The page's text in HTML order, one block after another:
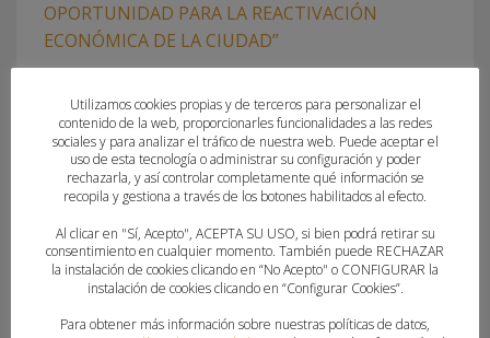
OPORTUNIDAD PARA LA REACTIVACIÓN
ECONÓMICA DE LA CIUDAD”
LA ALCALDESA DE CASTELLÓ ANALIZA EL IMPACTO DEL
CAMPEONATO DEL MUNDO EN LA CAPITAL DE LA PLANA El
próximo mes de diciembre es la fecha elegida para la
Femenino, un evento histórico en el panorama deportivo
nacional y que tendrá a la Comunitat Valenciana como
protagonista. Castelló será
Utilizamos cookies propias y de terceros para personalizar el
contenido de la web, proporcionarles funcionalidades a las redes
sociales y para analizar el tráfico de nuestra web. Puede aceptar el
uso de esta tecnología o administrar su configuración y poder
rechazarla, y así controlar completamente qué información se
recopila y gestiona a través de los botones habilitados al efecto.
Al clicar en "Sí, Acepto", ACEPTA SU USO, si bien podrá retirar su
consentimiento en cualquier momento. También puede RECHAZAR
la instalación de cookies clicando en “No Acepto" o CONFIGURAR la
instalación de cookies clicando en “Configurar Cookies”.
Para obtener más información sobre nuestras políticas de datos,